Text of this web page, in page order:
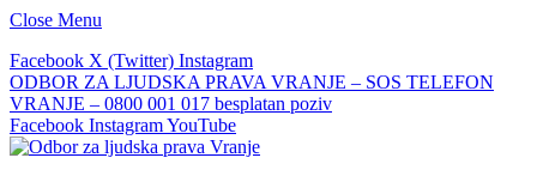
Close Menu
Facebook X (Twitter) Instagram
ODBOR ZA LJUDSKA PRAVA VRANJE – SOS TELEFON
VRANJE – 0800 001 017 besplatan poziv
Facebook InstagramYouTube